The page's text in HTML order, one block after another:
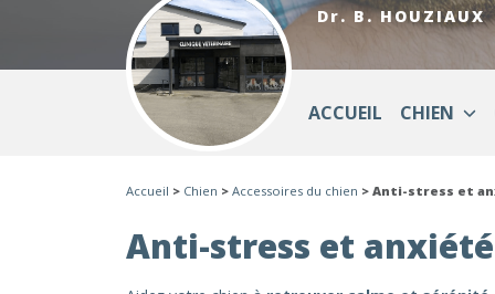
Dr. B. HOUZIAUX
ACCUEIL CHIEN
Accueil > Chien > Accessoires du chien > Anti-stress et
Anti-stress et